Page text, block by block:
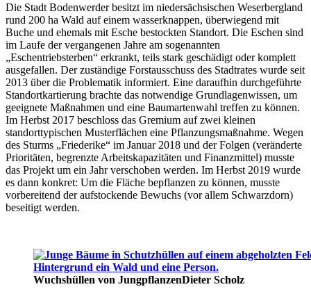
Die Stadt Bodenwerder besitzt im niedersächsischen Weserbergland
rund 200 ha Wald auf einem wasserknappen, überwiegend mit
Buche und ehemals mit Esche bestockten Standort. Die Eschen sind
im Laufe der vergangenen Jahre am sogenannten
„Eschentriebsterben“ erkrankt, teils stark geschädigt oder komplett
ausgefallen. Der zuständige Forstausschuss des Stadtrates wurde seit
2013 über die Problematik informiert. Eine daraufhin durchgeführte
Standortkartierung brachte das notwendige Grundlagenwissen, um
geeignete Maßnahmen und eine Baumartenwahl treffen zu können.
Im Herbst 2017 beschloss das Gremium auf zwei kleinen
standorttypischen Musterflächen eine Pflanzungsmaßnahme. Wegen
des Sturms „Friederike“ im Januar 2018 und der Folgen (veränderte
Prioritäten, begrenzte Arbeitskapazitäten und Finanzmittel) musste
das Projekt um ein Jahr verschoben werden. Im Herbst 2019 wurde
es dann konkret: Um die Fläche bepflanzen zu können, musste
vorbereitend der aufstockende Bewuchs (vor allem Schwarzdorn)
beseitigt werden.
Wuchshüllen von JungpflanzenDieter Scholz